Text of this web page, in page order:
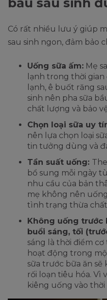
bầu sau sinh
Có rất nhiều lưu ý giúp
sau sinh ngon, đảm bảo
Uống sữa ấm: Mẹ
lạnh trong thời
lạnh, ê buốt răng
sinh nên pha sữa
chất lượng và bảo
Chọn loại sữa uy
nên lựa chọn loại
tin tưởng dùng và
Tần suất uống:
bổ sung mỗi ngày
nhu cầu của bản
mẹ không nên
tình trạng thừa
Không uống trước
buổi sáng, tối
sáng là thời điểm
hoạt động trong
sữa trước bữa ăn
rối loạn tiêu hóa. Vì
kiêng uống vào thời